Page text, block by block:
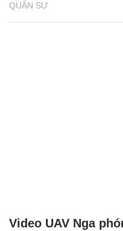
QUÂN SỰ
Video UAV Nga